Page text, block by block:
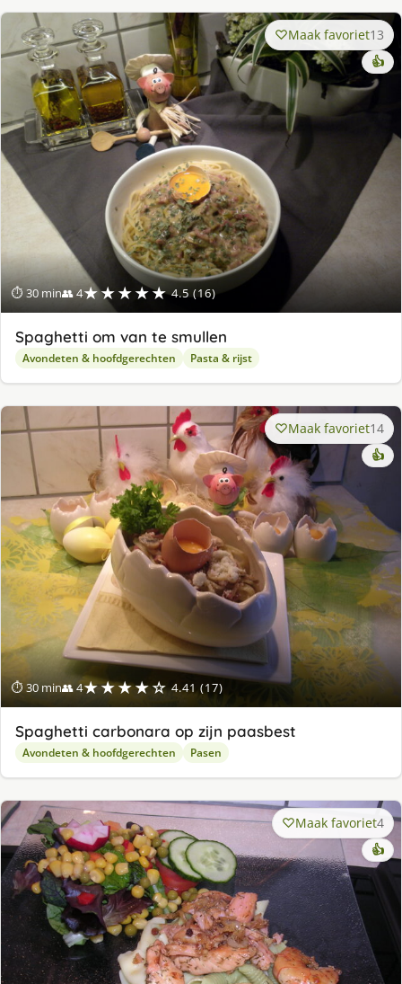
⏱ 30 min👥 4★★★★★ 4.5 (16)
Maak favoriet13
👍
Spaghetti om van te smullen
Avondeten & hoofdgerechten Pasta & rijst
⏱ 30 min👥 4★★★★☆ 4.41 (17)
Maak favoriet14
👍
Spaghetti carbonara op zijn paasbest
Avondeten & hoofdgerechten Pasen
Maak favoriet4
👍